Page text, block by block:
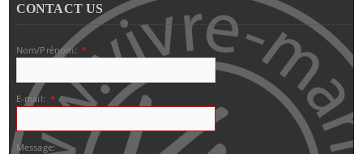
CONTACT US
Nom/Prénom: *
E-mail: *
Message: